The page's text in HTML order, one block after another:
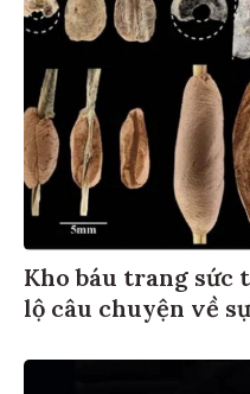
Kho báu trang sức
lộ câu chuyện về